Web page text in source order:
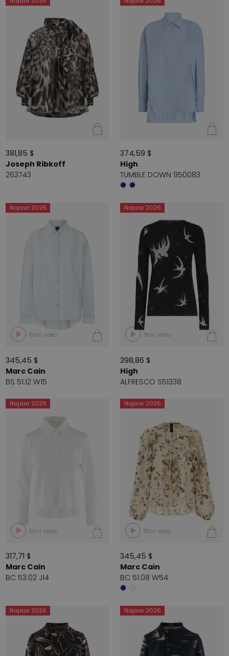
381,85 $
Joseph Ribkoff
263743
374,59 $
High
TUMBLE DOWN 950083
Najaar 2026
Start video
345,45 $
Marc Cain
BS 51.12 W15
Najaar 2026
Start video
398,86 $
High
ALFRESCO S51338
Najaar 2026
Start video
317,71 $
Marc Cain
BC 53.02 J14
Najaar 2026
Start video
345,45 $
Marc Cain
BC 51.08 W54
Najaar 2026 Najaar 2026